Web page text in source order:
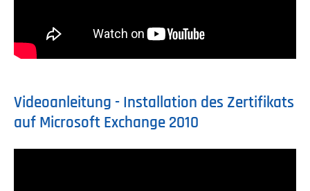
Videoanleitung - Installation des Zertifikats
auf Microsoft Exchange 2010